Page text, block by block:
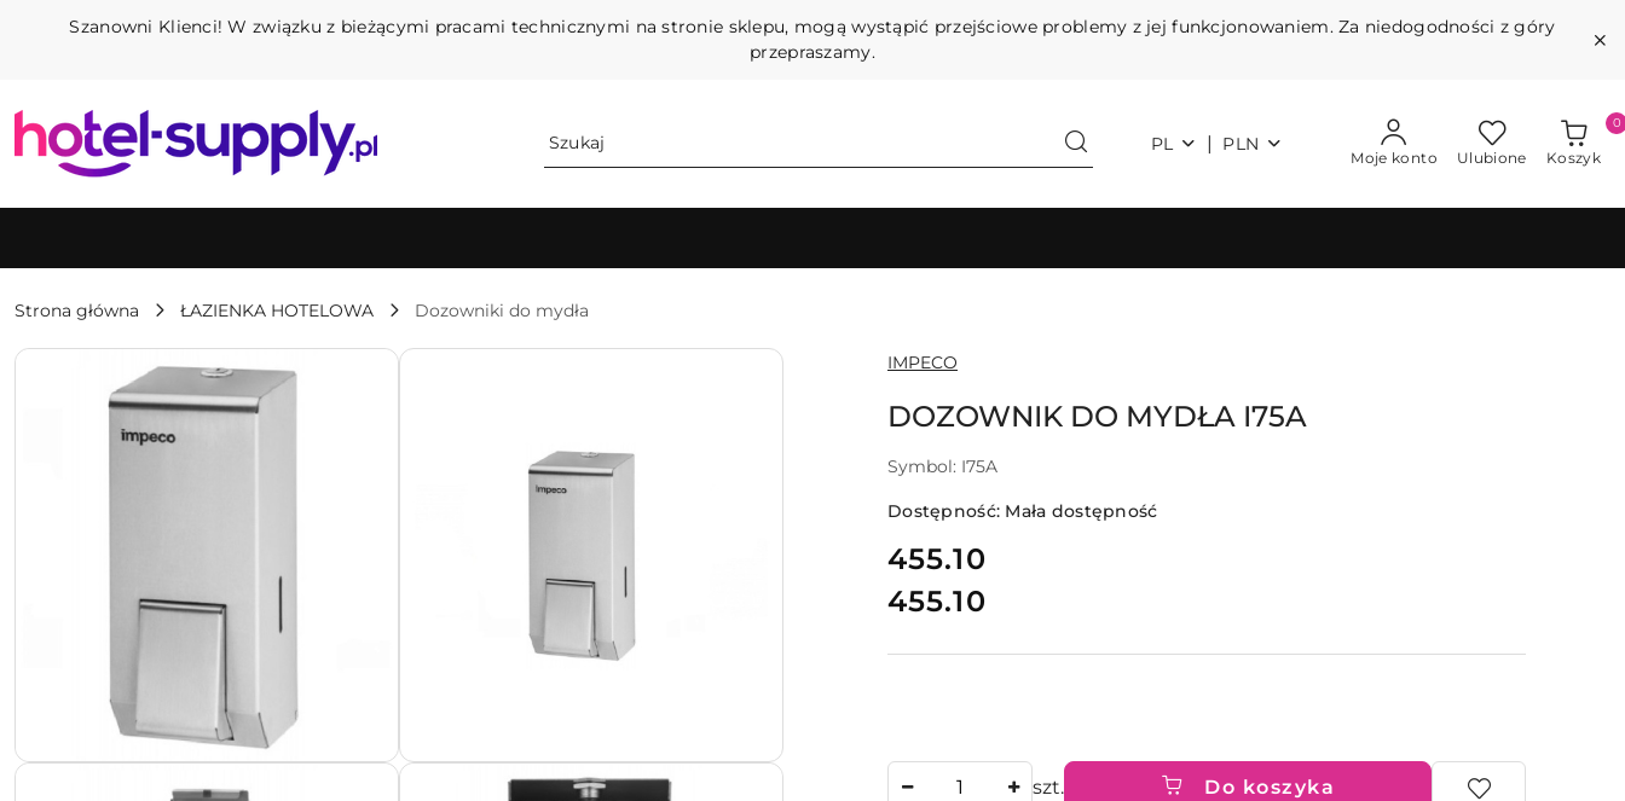
Przejdź do treści głównej
Przejdź do wyszukiwarki
Przejdź do moje konto
Przejdź do menu głównego
Przejdź do opisu produktu
Przejdź do stopki
Szanowni Klienci! W związku z bieżącymi pracami technicznymi na stronie sklepu, mogą wystąpić przejściowe problemy z jej funkcjonowaniem. Za niedogodności z góry
przepraszamy.
PL | PLN
Moje konto Ulubione Koszyk
0
Strona główna ŁAZIENKA HOTELOWA Dozowniki do mydła
NAZWA
PRODUCENTA:
IMPECO
DOZOWNIK DO MYDŁA I75A
Symbol: I75A
Dostępność: Mała dostępność
cena:
455.10
Cena:
455.10
szt. Do koszyka